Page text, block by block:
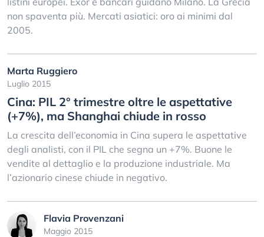
non spaventa più. Mercati asiatici: oro ai minimi dal
2005.
Marta Ruggiero
Luglio 2015
Cina: PIL 2° trimestre oltre le aspettative
(+7%), ma Shanghai chiude in rosso
La crescita dell’economia in Cina supera le aspettative
degli analisti, con il PIL che segna un +7%. Buone le
vendite al dettaglio e la produzione industriale. Ma
l’azionario cinese chiude in negativo.
Flavia Provenzani
Maggio 2015